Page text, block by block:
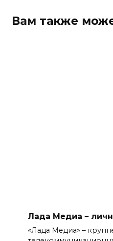
Вам также
Лада Медиа –
«Лада Медиа» –